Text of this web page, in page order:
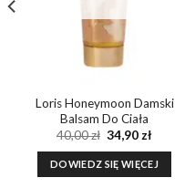
Loris Honeymoon Damski
Balsam Do Ciała
40,00zł Pierwotna
cena
wynosiła:
40,00 zł.
34,90złAktualna
wynosi:
34,90 zł.
DOWIEDZ SIĘ WIĘCEJ